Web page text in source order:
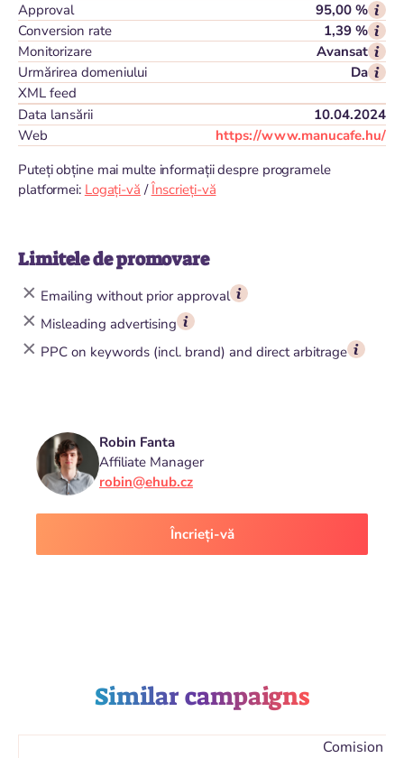
Approval
95,00 %
Conversion rate
1,39 %
Monitorizare
Avansat
Urmărirea domeniului
Da
XML feed
Data lansării
10.04.2024
Web
https://www.manucafe.hu/
Puteți obține mai multe informații despre programele
platformei: Logați-vă /Înscrieți-vă
Limitele de promovare
Emailing without prior approval
Misleading advertising
PPC on keywords (incl. brand) and direct arbitrage
Robin Fanta
Affiliate Manager
robin@ehub.cz
Încrieți-vă
Similar campaigns
Comision